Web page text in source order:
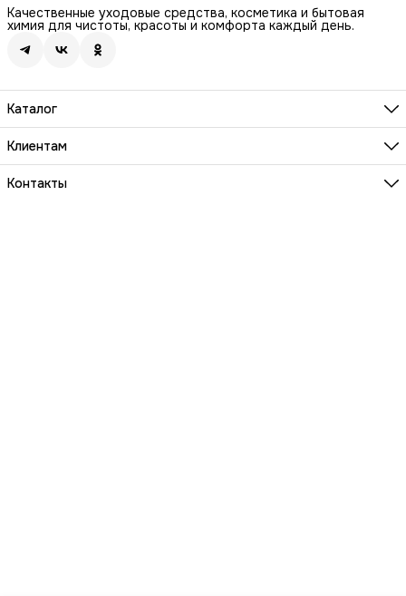
Качественные уходовые средства, косметика и бытовая
химия для чистоты, красоты и комфорта каждый день.
Каталог
Бренды
Волосы
Макияж
Клиентам
О компании
Реквизиты
Контакты